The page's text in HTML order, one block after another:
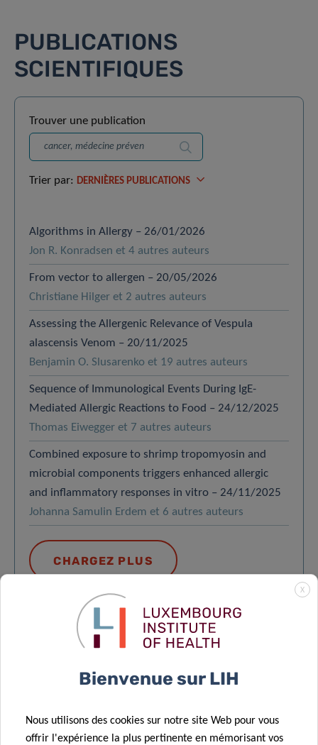
PUBLICATIONS
SCIENTIFIQUES
Trouver une publication
Recherche
Trier par: DERNIÈRES PUBLICATIONS
Algorithms in Allergy – 26/01/2026
Jon R. Konradsen et 4 autres auteurs
From vector to allergen – 20/05/2026
Christiane Hilger et 2 autres auteurs
Assessing the Allergenic Relevance of Vespula
alascensis Venom – 20/11/2025
Benjamin O. Slusarenko et 19 autres auteurs
Sequence of Immunological Events During IgE-
Mediated Allergic Reactions to Food – 24/12/2025
Thomas Eiwegger et 7 autres auteurs
Combined exposure to shrimp tropomyosin and
microbial components triggers enhanced allergic
and inflammatory responses in vitro – 24/11/2025
Johanna Samulin Erdem et 6 autres auteurs
CHARGEZ PLUS
TOUT AFFICHER
ACTUALITÉS ASSOCIÉES
X
Bienvenue sur LIH
Nous utilisons des cookies sur notre site Web pour vous
offrir l'expérience la plus pertinente en mémorisant vos